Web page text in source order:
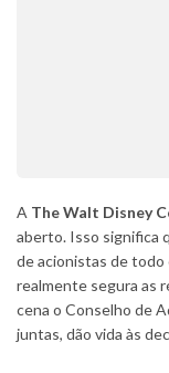
A The Walt Disney
aberto. Isso significa
de acionistas de
realmente segura as
cena o Conselho de
juntas, dão vida às